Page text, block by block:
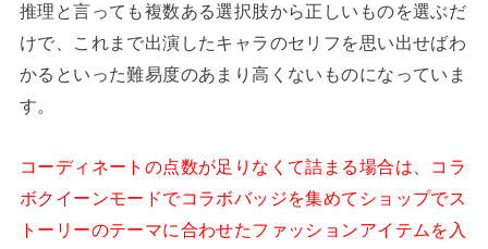
推理と言っても複数ある選択肢から正しいものを選ぶだ
けで、これまで出演したキャラのセリフを思い出せばわ
かるといった難易度のあまり高くないものになっていま
す。
コーディネートの点数が足りなくて詰まる場合は、コラ
ボクイーンモードでコラボバッジを集めてショップでス
トーリーのテーマに合わせたファッションアイテムを入